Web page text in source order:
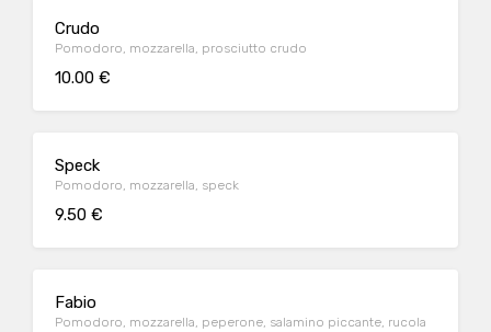
Crudo
Pomodoro, mozzarella, prosciutto crudo
10.00 €
Speck
Pomodoro, mozzarella, speck
9.50 €
Fabio
Pomodoro, mozzarella, peperone, salamino piccante, rucola